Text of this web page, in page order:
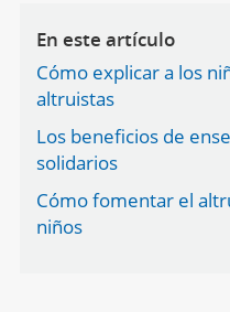
En este artículo
Cómo explicar a los
altruistas
Los beneficios de
solidarios
Cómo fomentar el
niños